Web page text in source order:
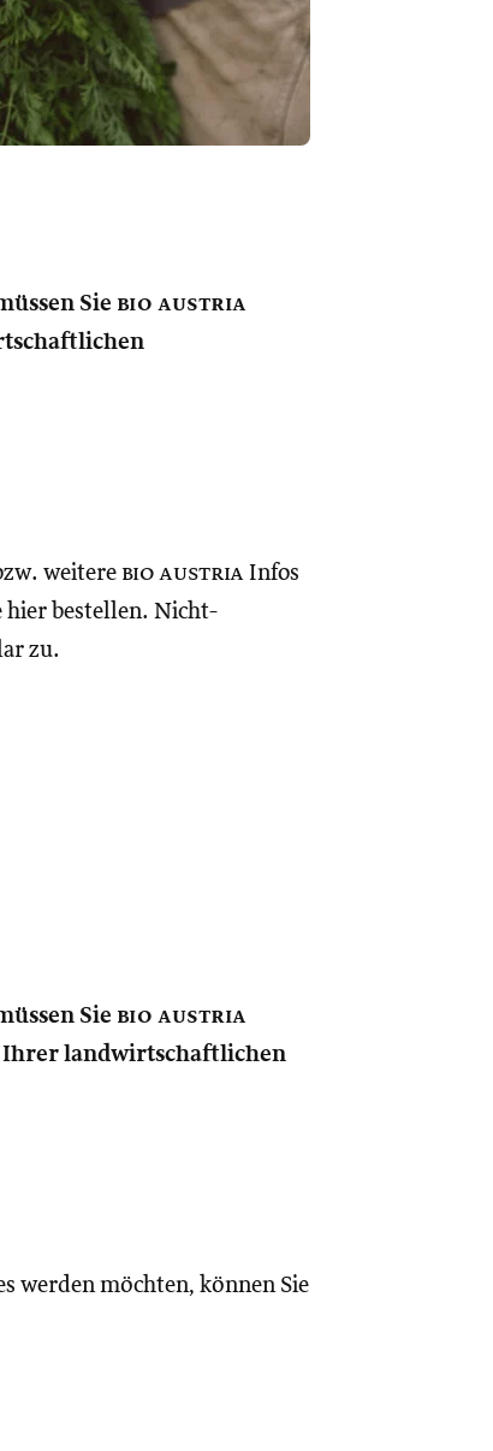
Sie bio austria
weitere bio austria Infos
hier bestellen. Nicht-
zu.
Sie bio austria
Ihrer landwirtschaftlichen
werden möchten, können Sie